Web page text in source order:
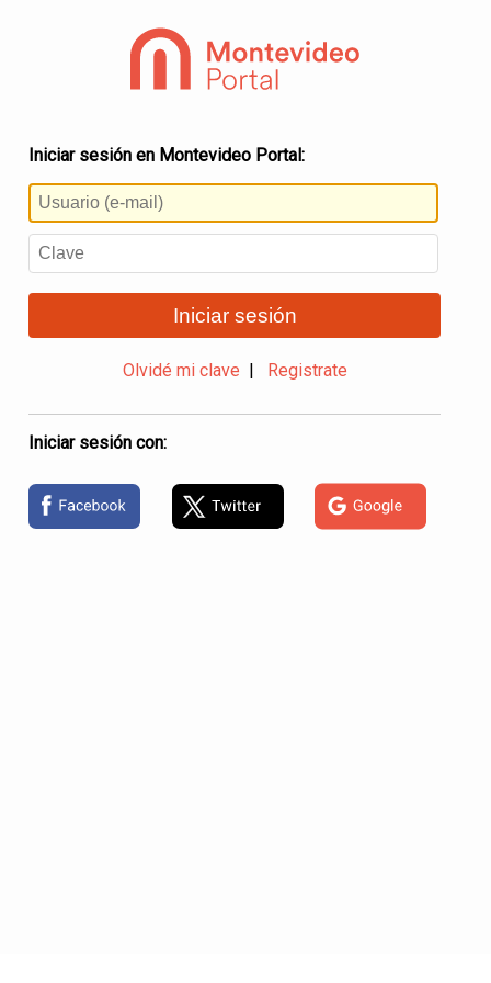
Iniciar sesión en Montevideo Portal:
Iniciar sesión
Olvidé mi clave Registrate
Iniciar sesión con: